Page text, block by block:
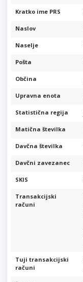
Kratko ime PRS
Naslov
Naselje
Pošta
Občina
Upravna enota
Statistična regija
Matična številka
Davčna številka
Davčni zavezanec
SKIS
Transakcijski
računi
Tuji transakcijski
računi